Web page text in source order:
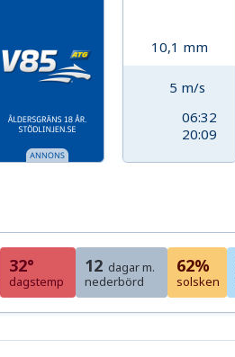
10,1 mm
5 m/s
06:32
20:09
32°
dagstemp
12 dagar m.
nederbörd
62%
solsken